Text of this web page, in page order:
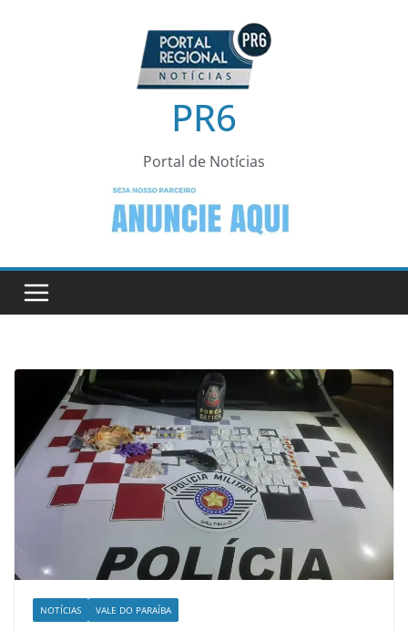
PR6
Portal de Notícias
NOTÍCIAS VALE DO PARAÍBA